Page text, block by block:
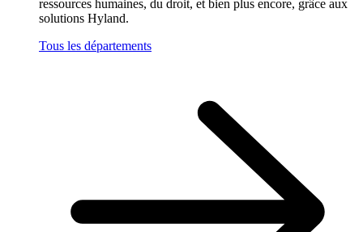
ressources humaines, du droit, et bien plus encore, grâce aux
solutions Hyland.
Tous les départements